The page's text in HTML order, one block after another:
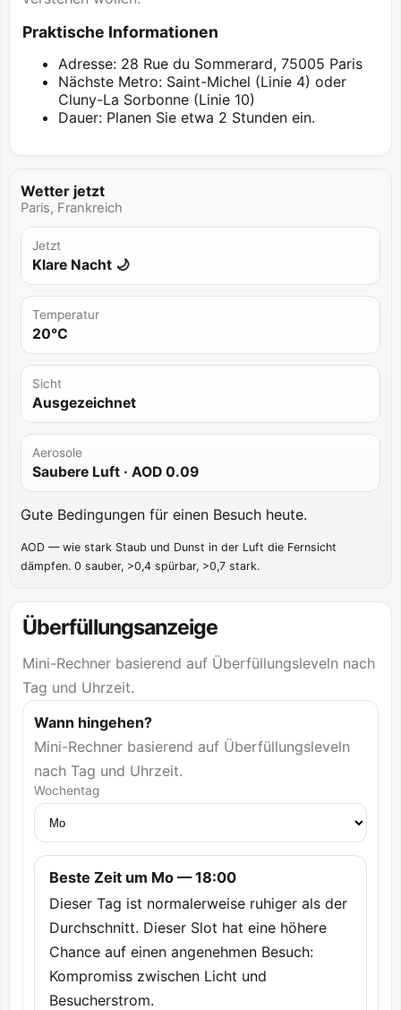
Praktische Informationen
Adresse: 28 Rue du Sommerard, 75005 Paris
Nächste Metro: Saint-Michel (Linie 4) oder
Cluny-La Sorbonne (Linie 10)
Dauer: Planen Sie etwa 2 Stunden ein.
Wetter jetzt
Paris, Frankreich
Jetzt
Klare Nacht 🌙
Temperatur
20°C
Sicht
Ausgezeichnet
Aerosole
Saubere Luft · AOD 0.09
Gute Bedingungen für einen Besuch heute.
AOD — wie stark Staub und Dunst in der Luft die Fernsicht
dämpfen. 0 sauber, >0,4 spürbar, >0,7 stark.
Überfüllungsanzeige
Mini-Rechner basierend auf Überfüllungsleveln nach
Tag und Uhrzeit.
Wann hingehen?
Mini-Rechner basierend auf Überfüllungsleveln
nach Tag und Uhrzeit.
Wochentag
Beste Zeit um Mo — 18:00
Dieser Tag ist normalerweise ruhiger als der
Durchschnitt. Dieser Slot hat eine höhere
Chance auf einen angenehmen Besuch:
Kompromiss zwischen Licht und
Besucherstrom.